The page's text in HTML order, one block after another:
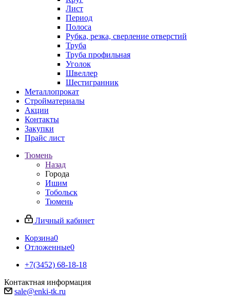
Лист
Период
Полоса
Рубка, резка, сверление отверстий
Труба
Труба профильная
Уголок
Швеллер
Шестигранник
Металлопрокат
Стройматериалы
Акции
Контакты
Закупки
Прайс лист
Тюмень
Назад
Города
Ишим
Тобольск
Тюмень
Личный кабинет
Корзина0
Отложенные0
+7(3452) 68-18-18
Контактная информация
sale@enki-tk.ru